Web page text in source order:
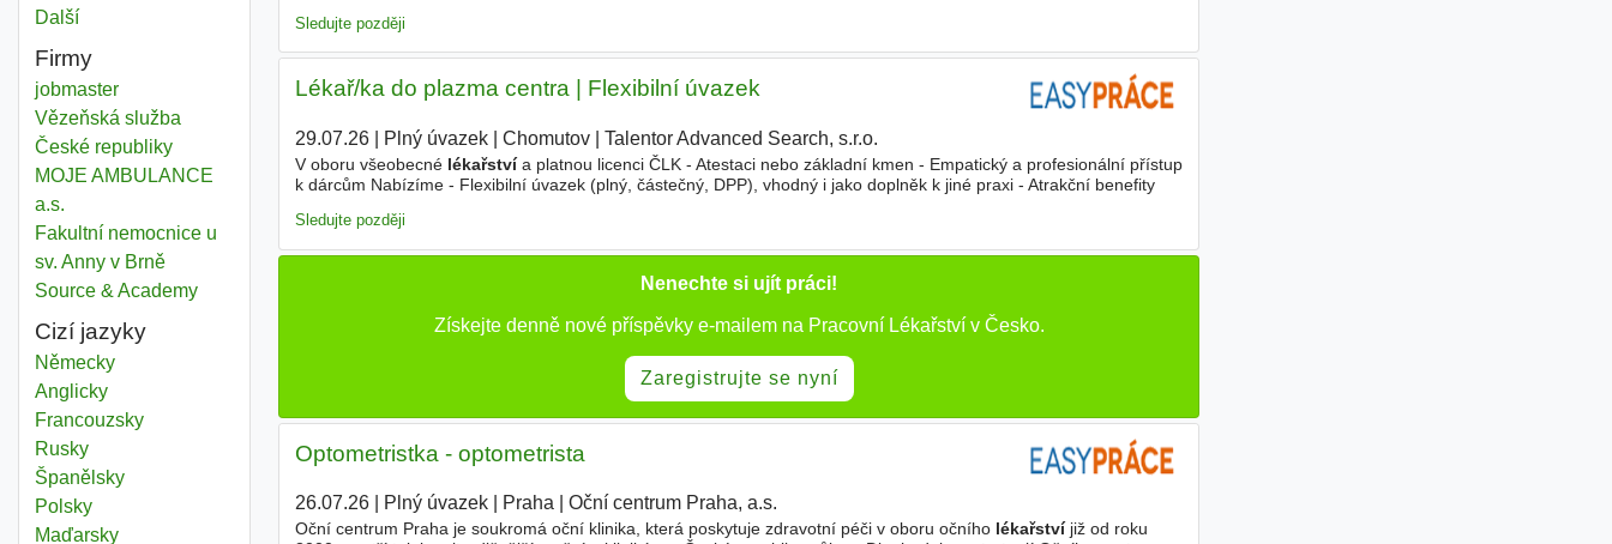
Dalšíkraj
Firmy
jobmaster
Vězeňská služba
České republiky
MOJE AMBULANCE
a.s.
Fakultní nemocnice u
sv. Anny v Brně
Source & Academy
Cizí jazyky
Německy
Anglicky
Francouzsky
Rusky
Španělsky
Polsky
Maďarsky
Sledujte později
Lékař/ka do plazma centra | Flexibilní úvazek
29.07.26| Plný úvazek| Chomutov| Talentor Advanced Search, s.r.o.
V oboru všeobecné lékařstvía platnou licenci ČLK - Atestaci nebo základní kmen - Empatický a profesionální přístup
k dárcům Nabízíme - Flexibilní úvazek (plný, částečný, DPP), vhodný i jako doplněk k jiné praxi - Atrakční benefity
Sledujte později
Nenechte si ujít práci!
Získejte denně nové příspěvky e-mailem na Pracovní Lékařství v Česko.
Zaregistrujte se nyní
Optometristka - optometrista
26.07.26| Plný úvazek| Praha| Oční centrum Praha, a.s.
Oční centrum Praha je soukromá oční klinika, která poskytuje zdravotní péči v oboru očního lékařstvíjiž od roku